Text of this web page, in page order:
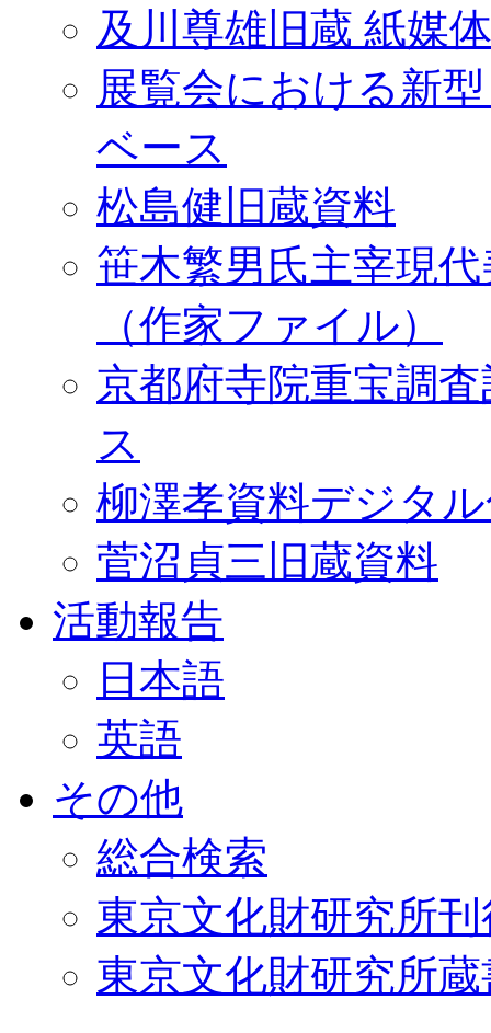
及川尊雄旧蔵 紙媒
展覧会における新
ベース
松島健旧蔵資料
笹木繁男氏主宰現
（作家ファイル）
京都府寺院重宝調
ス
柳澤孝資料デジタ
菅沼貞三旧蔵資料
活動報告
日本語
英語
その他
総合検索
東京文化財研究所
東京文化財研究所